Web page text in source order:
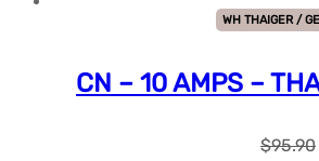
WH THAIGER /
CN – 10 AMPS –
$95.90